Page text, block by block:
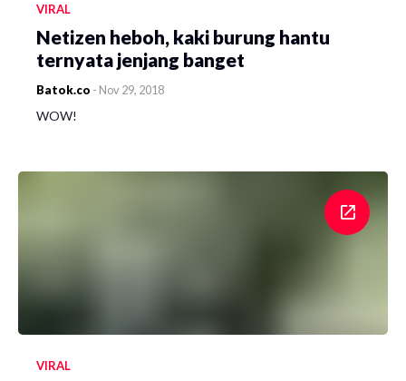
VIRAL
Netizen heboh, kaki burung hantu
ternyata jenjang banget
Batok.co - Nov 29, 2018
WOW!
VIRAL